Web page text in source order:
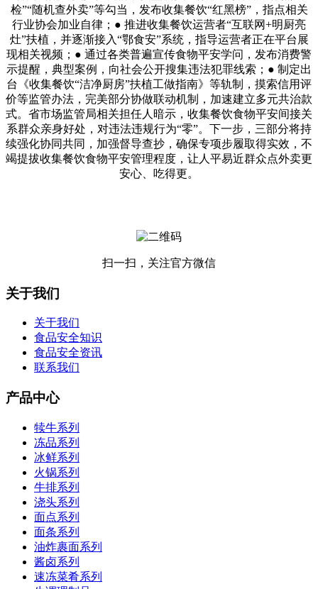
检”“随机查外卖”等勾当，发布收集餐饮“红黑榜”，指点相关
行业协会加业自律；● 推进收集餐饮运营者“互联网+明厨亮
灶”扶植，并逐渐接入“鄂食安”系统，指导运营者正在平台展
现相关视频；● 通过各类普遍宣传食物平安学问，发布消费警
示提醒，典型案例，向社会公开搜集违法犯罪线索；● 制定出
台《收集餐饮“洁净厨房”扶植工做指南》等轨制，摸索信用评
价等监管办法，完美部分协做联动机制，加速建立多元共治款
式。省市场监管局相关担任人暗示，收集餐饮食物平安间接关
系群众亲身好处，对违法违规行为“零”。下一步，三部分将持
续强化协同共同，加强督导查抄，确保专项步履取得实效，不
竭提拔收集餐饮食物平安管理程度，让人平易近群众点外卖更
安心、吃得更。
扫一扫，关注官方微信
关于我们
关于我们
食品安全知识
食品安全资讯
联系我们
产品中心
犊牛系列
冻品系列
冰鲜系列
火锅系列
牛排系列
浇头系列
面点系列
面条系列
油炸裹面系列
酱卤系列
速冻菜肴系列